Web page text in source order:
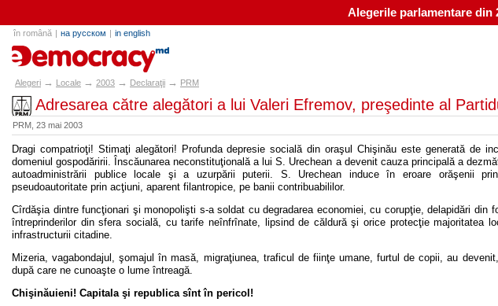
Alegerile parlamentare din
în română | на русском | in english
alegeri.md
Alegeri → Locale → 2003 → Declaraţii → PRM
Adresarea către alegători a lui Valeri Efremov, preşedinte al
PRM, 23 mai 2003
Dragi compatrioţi! Stimaţi alegători! Profunda depresie socială din oraşul Chişinău este generată de
domeniul gospodăririi. Înscăunarea neconstituţională a lui S. Urechean a devenit cauza principală a
autoadministrării publice locale şi a uzurpării puterii. S. Urechean induce în eroare orăşenii
pseudoautoritate prin acţiuni, aparent filantropice, pe banii contribuabililor.
Cîrdăşia dintre funcţionari şi monopolişti s-a soldat cu degradarea economiei, cu corupţie, delapidări din
întreprinderilor din sfera socială, cu tarife neînfrînate, lipsind de căldură şi orice protecţie majoritatea
infrastructurii citadine.
Mizeria, vagabondajul, şomajul în masă, migraţiunea, traficul de fiinţe umane, furtul de copii, au
după care ne cunoaşte o lume întreagă.
Chişinăuieni! Capitala şi republica sînt în pericol!